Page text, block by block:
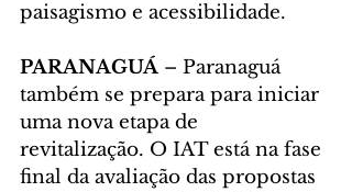
paisagismo e acessibilidade.
PARANAGUÁ – Paranaguá
também se prepara para iniciar
uma nova etapa de
revitalização. O IAT está na fase
final da avaliação das propostas